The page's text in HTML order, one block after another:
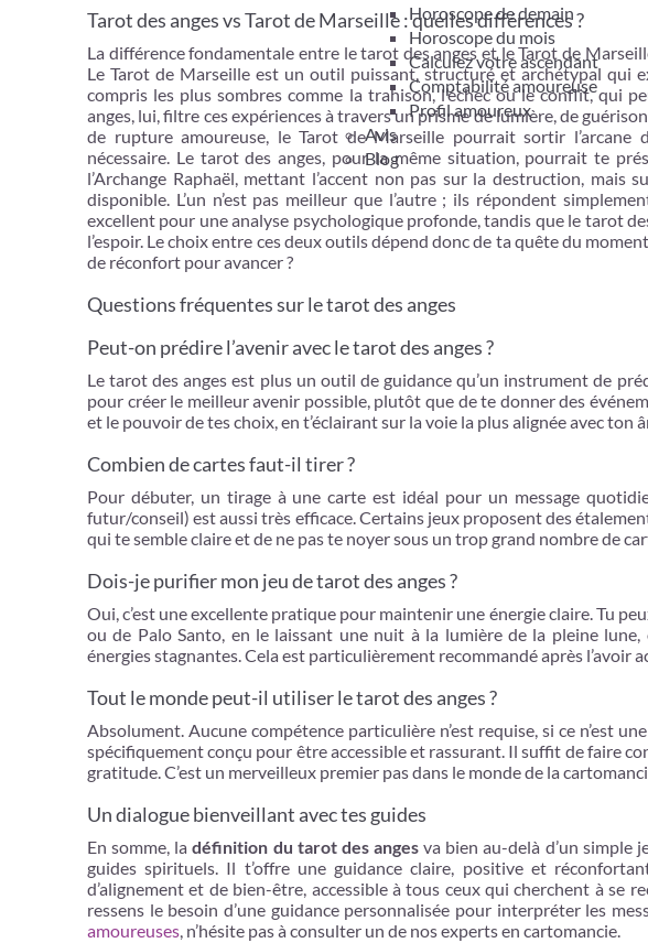
Horoscope de demain
Horoscope du mois
Calculez votre ascendant
Comptabilité amoureuse
Profil amoureux
Avis
Blog
Tarot des anges vs Tarot de Marseille : quelles différences ?
La différence fondamentale entre le tarot des anges et le Tarot de
Le Tarot de Marseille est un outil puissant, structuré et archétypal qui
compris les plus sombres comme la trahison, l’échec ou le conflit, qui
anges, lui, filtre ces expériences à travers un prisme de lumière, de
de rupture amoureuse, le Tarot de Marseille pourrait sortir
nécessaire. Le tarot des anges, pour la même situation, pourrait te
l’Archange Raphaël, mettant l’accent non pas sur la destruction,
disponible. L’un n’est pas meilleur que l’autre ; ils répondent
excellent pour une analyse psychologique profonde, tandis que le tarot
l’espoir. Le choix entre ces deux outils dépend donc de ta quête du
de réconfort pour avancer ?
Questions fréquentes sur le tarot des anges
Peut-on prédire l’avenir avec le tarot des anges ?
Le tarot des anges est plus un outil de guidance qu’un instrument de
pour créer le meilleur avenir possible, plutôt que de te donner des
et le pouvoir de tes choix, en t’éclairant sur la voie la plus alignée avec ton
Combien de cartes faut-il tirer ?
Pour débuter, un tirage à une carte est idéal pour un message
futur/conseil) est aussi très efficace. Certains jeux proposent des
qui te semble claire et de ne pas te noyer sous un trop grand nombre de
Dois-je purifier mon jeu de tarot des anges ?
Oui, c’est une excellente pratique pour maintenir une énergie claire. Tu
ou de Palo Santo, en le laissant une nuit à la lumière de la pleine
énergies stagnantes. Cela est particulièrement recommandé après l’avoir
Tout le monde peut-il utiliser le tarot des anges ?
Absolument. Aucune compétence particulière n’est requise, si ce n’est
spécifiquement conçu pour être accessible et rassurant. Il suffit de faire
gratitude. C’est un merveilleux premier pas dans le monde de la
Un dialogue bienveillant avec tes guides
En somme, ladéfinition du tarot des angesva bien au-delà d’un simple
guides spirituels. Il t’offre une guidance claire, positive et
d’alignement et de bien-être, accessible à tous ceux qui cherchent à se
ressens le besoin d’une guidance personnalisée pour interpréter les
amoureuses, n’hésite pas à consulter un de nos experts en cartomancie.